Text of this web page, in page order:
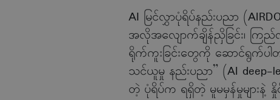
AI မြင်လွှာပုံရိပ်နည်းပညာ
အလိုအလျောက်ချိန်ညှိခြင်း၊
ရိုက်ကူးခြင်းတွေကို ဆောင်ရွက်ပါ
သင်ယူမှု နည်းပညာ” (AI deep-
တဲ့ ပုံရိပ်က ရရှိတဲ့ မူမမှန်မှုများနဲ့